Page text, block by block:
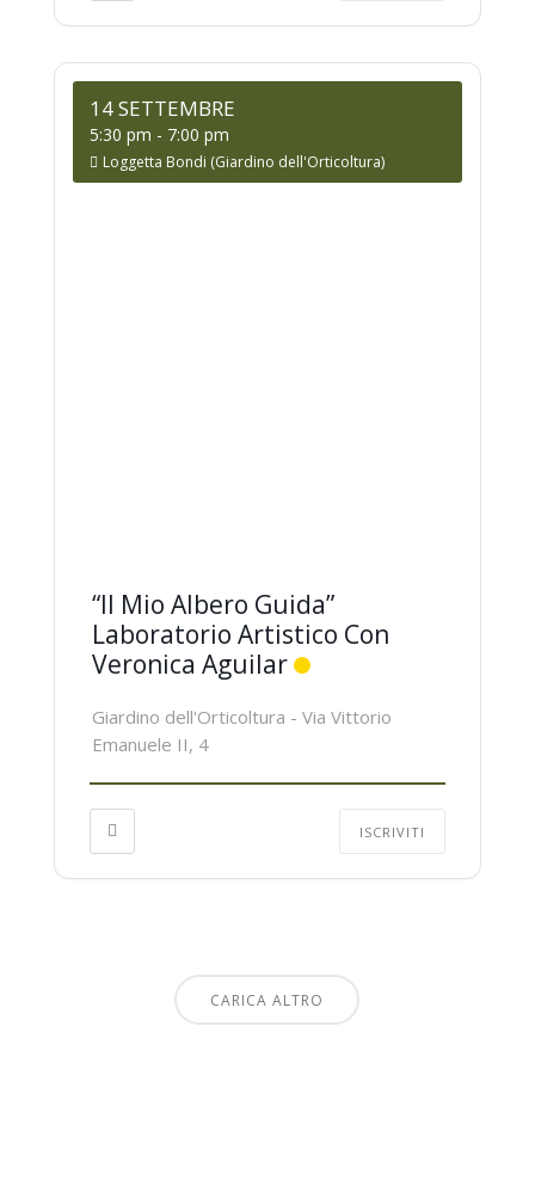
14 SETTEMBRE
5:30 pm - 7:00 pm
Loggetta Bondi (Giardino dell'Orticoltura)
“Il Mio Albero Guida”
Laboratorio Artistico Con
Veronica Aguilar
Giardino dell'Orticoltura - Via Vittorio
Emanuele II, 4
ISCRIVITI
CARICA ALTRO